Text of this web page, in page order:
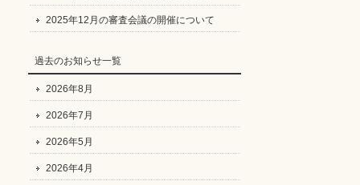
2025年12月の審査会議の開催について
過去のお知らせ一覧
2026年8月
2026年7月
2026年5月
2026年4月